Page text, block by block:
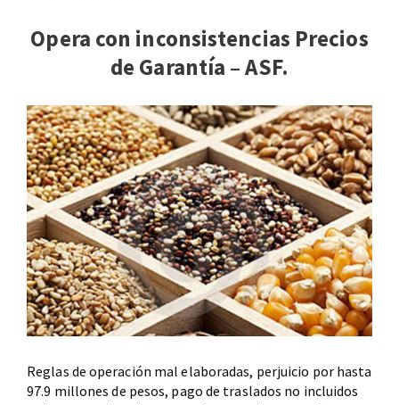
Opera con inconsistencias Precios
de Garantía – ASF.
Reglas de operación mal elaboradas, perjuicio por hasta
97.9 millones de pesos, pago de traslados no incluidos